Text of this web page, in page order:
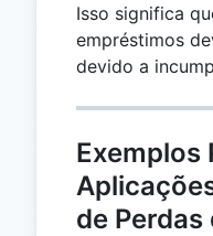
Isso significa
empréstimos
devido a
Exemplos
de